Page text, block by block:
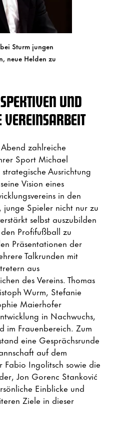
Sturm jungen
neue Helden zu
UND
zahlreiche
Sport Michael
Ausrichtung
Vision eines
in den
junge Spieler nicht nur zu
selbst auszubilden
Profifußball zu
Präsentationen der
Talkrunden mit
aus
des Vereins. Thomas
Wurm, Stefanie
Maierhofer
in Nachwuchs,
im Frauenbereich. Zum
eine Gesprächsrunde
auf dem
Fabio Ingolitsch sowie die
Jon Gorenc Stanković
Einblicke und
Ziele in dieser